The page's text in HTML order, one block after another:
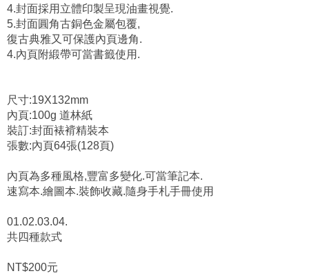
1.抒發情感藝術品味值得珍藏.
2.內頁多種風格變化:
穿插隱藏版的繪圖 、復古燻煙舊書信風格 、
3.封面精裝裱褙,質感優雅貴氣
4.封面採用立體印製呈現油畫視覺.
5.封面圓角古銅色金屬包覆,
復古典雅又可保護內頁邊角.
內頁:100g 道林紙
裝訂:封面裱褙精裝本